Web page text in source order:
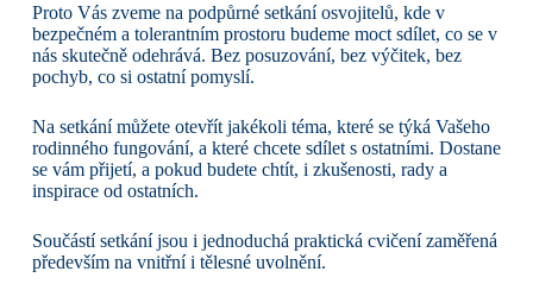
Proto Vás zveme na podpůrné setkání osvojitelů, kde v
bezpečném a tolerantním prostoru budeme moct sdílet, co se v
nás skutečně odehrává. Bez posuzování, bez výčitek, bez
pochyb, co si ostatní pomyslí.
Na setkání můžete otevřít jakékoli téma, které se týká Vašeho
rodinného fungování, a které chcete sdílet s ostatními. Dostane
se vám přijetí, a pokud budete chtít, i zkušenosti, rady a
inspirace od ostatních.
Součástí setkání jsou i jednoduchá praktická cvičení zaměřená
především na vnitřní i tělesné uvolnění.